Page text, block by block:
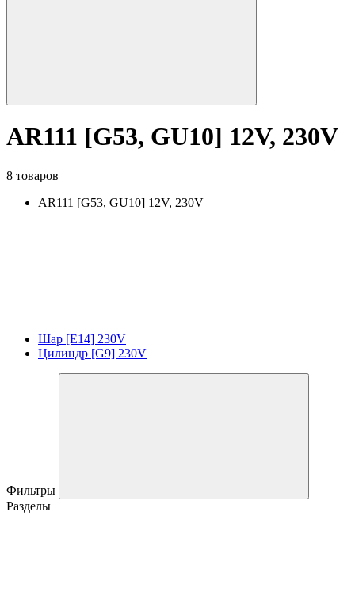
AR111 [G53, GU10] 12V, 230V
8 товаров
AR111 [G53, GU10] 12V, 230V
Шар [E14] 230V
Цилиндр [G9] 230V
Фильтры
Разделы